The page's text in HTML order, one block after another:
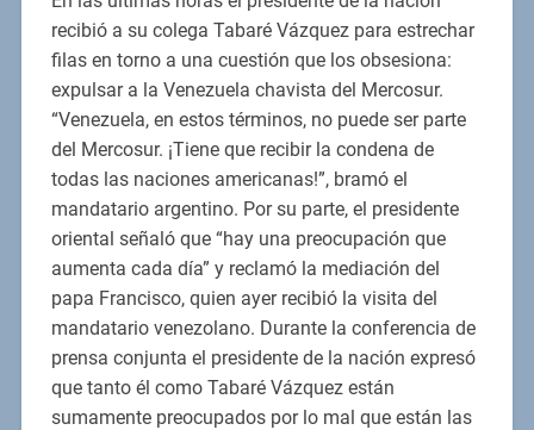
recibió a su colega Tabaré Vázquez para estrechar
filas en torno a una cuestión que los obsesiona:
expulsar a la Venezuela chavista del Mercosur.
“Venezuela, en estos términos, no puede ser parte
del Mercosur. ¡Tiene que recibir la condena de
todas las naciones americanas!”, bramó el
mandatario argentino. Por su parte, el presidente
oriental señaló que “hay una preocupación que
aumenta cada día” y reclamó la mediación del
papa Francisco, quien ayer recibió la visita del
mandatario venezolano. Durante la conferencia de
prensa conjunta el presidente de la nación expresó
que tanto él como Tabaré Vázquez están
sumamente preocupados por lo mal que están las